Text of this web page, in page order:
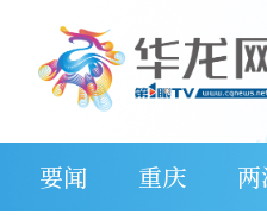
要闻 重庆